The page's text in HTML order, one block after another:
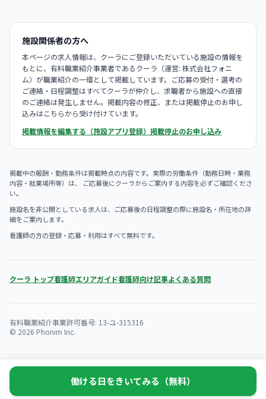
施設関係者の方へ
本ページの求人情報は、クーラにご登録いただいている施設の情報を
もとに、有料職業紹介事業者であるクーラ（運営: 株式会社フォニ
ム）が職業紹介の一環として掲載しています。ご応募の受付・選考の
ご連絡・日程調整はすべてクーラが仲介し、求職者から施設への直接
のご連絡は発生しません。掲載内容の修正、または掲載停止のお申し
込みはこちらから受け付けています。
掲載情報を編集する（施設アプリ登録） 掲載停止のお申し込み
掲載中の報酬・勤務条件は掲載時点の内容です。実際の労働条件（勤務日時・業務
内容・就業場所等）は、 ご応募後にクーラからご案内する内容を必ずご確認くださ
い。
施設名を非公開としている求人は、ご応募後の日程調整の際に施設名・所在地の詳
細をご案内します。
看護師の方の登録・応募・利用はすべて無料です。
クーラ トップ看護師エリアガイド看護師向け記事よくある質問
有料職業紹介事業許可番号: 13-ユ-315316
© 2026 Phonim Inc.
働ける日をきいてみる（無料）